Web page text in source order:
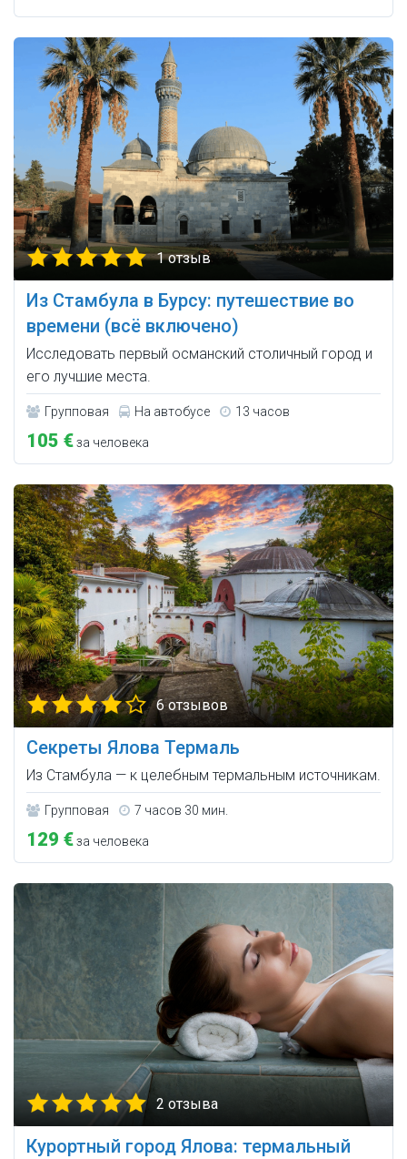
1 отзыв
Из Стамбула в Бурсу: путешествие во
времени (всё включено)
Исследовать первый османский столичный город и
его лучшие места.
Групповая На автобусе 13 часов
105 €за человека
6 отзывов
Секреты Ялова Термаль
Из Стамбула — к целебным термальным источникам.
Групповая 7 часов 30 мин.
129 €за человека
2 отзыва
Курортный город Ялова: термальный